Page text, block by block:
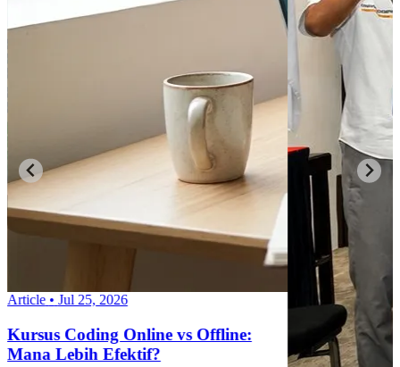
Article • Jul 25, 2026
Kursus Coding Online vs Offline:
Mana Lebih Efektif?